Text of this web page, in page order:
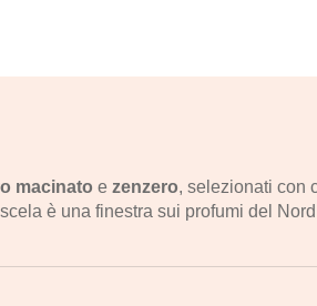
macinato e zenzero, selezionati con
è una finestra sui profumi del Nord